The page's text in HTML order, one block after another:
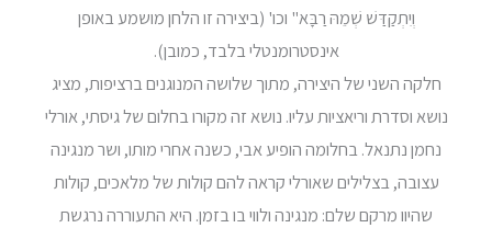
וְיִתְקַדַּשׁ שְׁמֵהּ רַבָּא" וכו' (ביצירה זו הלחן מושמע באופן
אינסטרומנטלי בלבד, כמובן).
חלקה השני של היצירה, מתוך שלושה המנוגנים ברציפות, מציג
נושא וסדרת וריאציות עליו. נושא זה מקורו בחלום של גיסתי, אורלי
נחמן נתנאל. בחלומה הופיע אבי, כשנה אחרי מותו, ושר מנגינה
עצובה, בצלילים שאורלי קראה להם קולות של מלאכים, קולות
שהיוו מרקם שלם: מנגינה ולווי בו בזמן. היא התעוררה נרגשת